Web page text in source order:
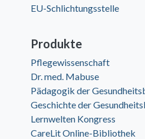
EU-Schlichtungsstelle
Produkte
Pflegewissenschaft
Dr. med. Mabuse
Pädagogik der
Geschichte der
Lernwelten Kongress
CareLit Online-Bibliothek